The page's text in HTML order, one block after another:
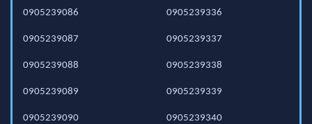
0905239086
0905239087
0905239088
0905239089
0905239090
0905239336
0905239337
0905239338
0905239339
0905239340